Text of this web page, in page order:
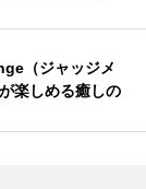
（ジャッジメ
楽しめる癒しの